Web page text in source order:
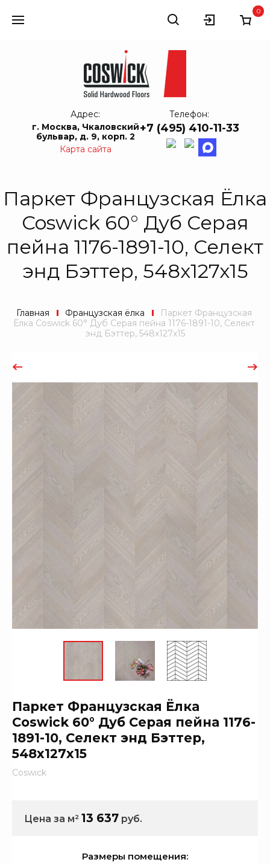
0
Адрес:
г. Москва, Чкаловский
бульвар, д. 9, корп. 2
Карта сайта
Телефон:
+7 (495) 410-11-33
Паркет Французская Ёлка
Coswick 60° Дуб Серая
пейна 1176-1891-10, Селект
энд Бэттер, 548x127x15
Главная Французская ёлка
Паркет Французская
Ёлка Coswick 60° Дуб Серая пейна 1176-1891-10, Селект
энд Бэттер, 548x127x15
Паркет Французская Ёлка
Coswick 60° Дуб Серая пейна 1176-
1891-10, Селект энд Бэттер,
548x127x15
Coswick
Цена за м² 13 637 руб.
Размеры помещения: